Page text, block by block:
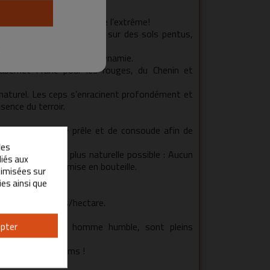
comme des vignerons de l’extrême!
en plantant leurs vignes sur des sols pentus,
les principes de la biodynamie.
Franc pour les rouges, du Chenin et
Les ceps s’enracinent profondément et
du terroir.
tisanes de prêle et de consoude afin de
vinification la plus naturelle possible : Aucun
jusqu’à la mise en bouteille.
30 hectolitres/hectare.
cet homme humble, sont pleins
épicés…
de ses magnums !
aux
sur
ainsi que